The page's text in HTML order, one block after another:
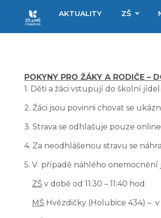
AKTUALITY ZŠ
POKYNY PRO ŽÁKY A RODIČE –
1. Děti a žáci vstupují do školní
2. Žáci jsou povinni chovat se
3. Strava se odhlašuje pouze
4. Za neodhlášenou stravu se
5. V případě náhlého onemocnění
ZŠ v době od 11:30 – 11:40 hod.
MŠ Hvězdičky (Holubice 434) – v